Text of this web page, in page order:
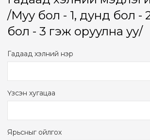
/Mуу бол - 1, дунд бол -
бол - 3 гэж оруулна уу/
Гадаад хэлний нэр
Үзсэн хугацаа
Ярьсныг ойлгох